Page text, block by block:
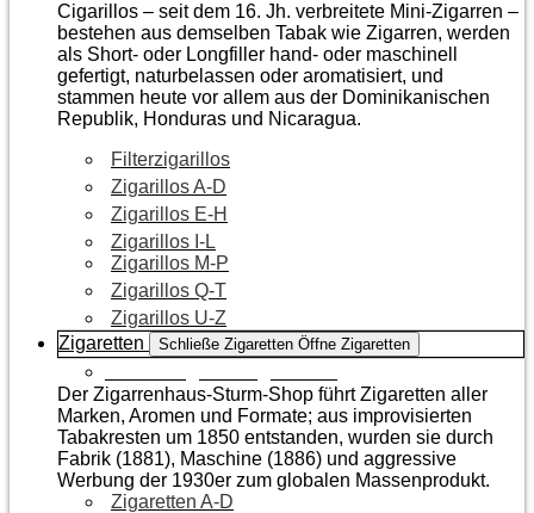
Cigarillos – seit dem 16. Jh. verbreitete Mini-Zigarren –
bestehen aus demselben Tabak wie Zigarren, werden
als Short- oder Longfiller hand- oder maschinell
gefertigt, naturbelassen oder aromatisiert, und
stammen heute vor allem aus der Dominikanischen
Republik, Honduras und Nicaragua.
Filterzigarillos
Zigarillos A-D
Zigarillos E-H
Zigarillos I-L
Zigarillos M-P
Zigarillos Q-T
Zigarillos U-Z
Zigaretten
Schließe Zigaretten Öffne Zigaretten
Der Zigarrenhaus-Sturm-Shop führt Zigaretten aller
Marken, Aromen und Formate; aus improvisierten
Tabakresten um 1850 entstanden, wurden sie durch
Fabrik (1881), Maschine (1886) und aggressive
Werbung der 1930er zum globalen Massenprodukt.
Zigaretten A-D